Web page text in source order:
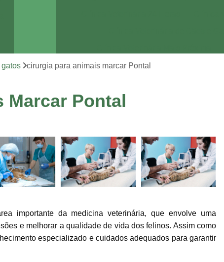
Clínica Veterinária Perto de Mim
Consulta de Veterinário
Consulta Veterinária Sumaré
Veterinária Neurologista
Veterinária Oncologista
Veterinário Hematologista
Veterinário Ortopedista
Exame de
cirurgia para animais marcar Pontal
Marcar Pontal
importante da medicina veterinária, que envolve uma
e melhorar a qualidade de vida dos felinos. Assim como
especializado e cuidados adequados para garantir